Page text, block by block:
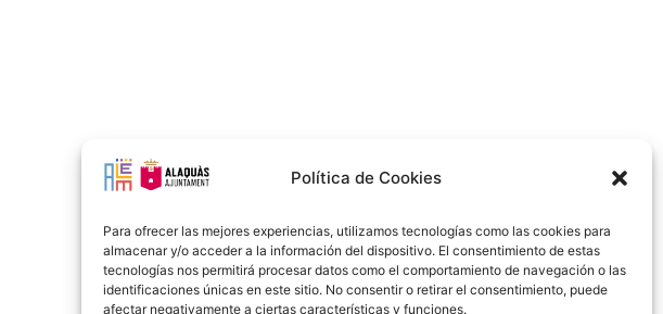
Política de Cookies
Para ofrecer las mejores experiencias, utilizamos tecnologías como las cookies para
almacenar y/o acceder a la información del dispositivo. El consentimiento de estas
tecnologías nos permitirá procesar datos como el comportamiento de navegación o las
identificaciones únicas en este sitio. No consentir o retirar el consentimiento, puede
afectar negativamente a ciertas características y funciones.